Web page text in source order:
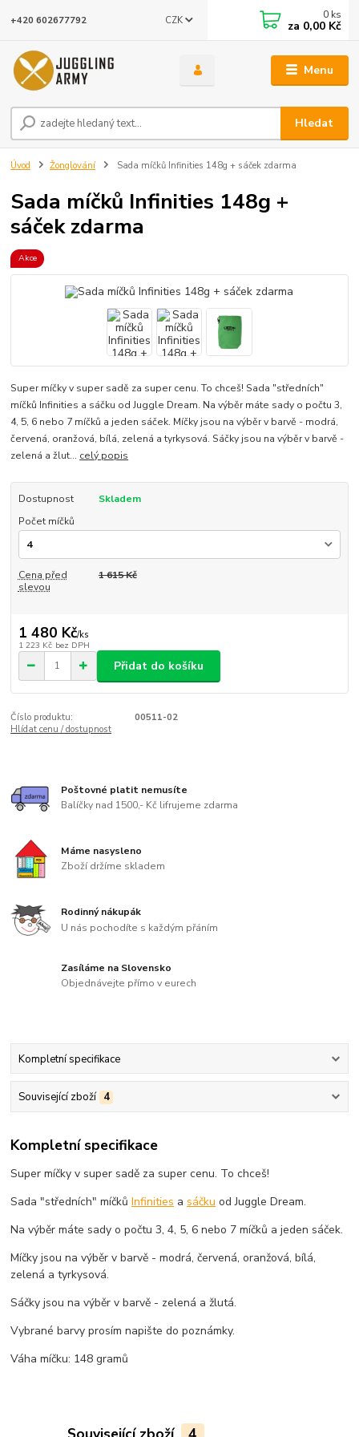
Menu
CZK
Hledat
+420 602677792 0 ks
za 0,00 Kč
Úvod Žonglování Sada míčků Infinities 148g + sáček zdarma
Sada míčků Infinities 148g +
sáček zdarma
Akce
Super míčky v super sadě za super cenu. To chceš! Sada "středních"
míčků Infinities a sáčku od Juggle Dream. Na výběr máte sady o počtu 3,
4, 5, 6 nebo 7 míčků a jeden sáček. Míčky jsou na výběr v barvě - modrá,
červená, oranžová, bílá, zelená a tyrkysová. Sáčky jsou na výběr v barvě -
zelená a žlut... celý popis
Dostupnost
Skladem
Počet míčků
Cena před
slevou
1 615 Kč
1 480 Kč/ks
1 223 Kč bez DPH
Přidat do košíku
Číslo produktu:
00511-02
Hlídat cenu / dostupnost
Poštovné platit nemusíte
Balíčky nad 1500,- Kč lifrujeme zdarma
Máme nasysleno
Zboží držíme skladem
Rodinný nákupák
U nás pochodíte s každým přáním
Zasíláme na Slovensko
Objednávejte přímo v eurech
Kompletní specifikace
Související zboží 4
Kompletní specifikace
Super míčky v super sadě za super cenu. To chceš!
Sada "středních" míčkůInfinities asáčku od Juggle Dream.
Na výběr máte sady o počtu 3, 4, 5, 6 nebo 7 míčků a jeden sáček.
Míčky jsou na výběr v barvě - modrá, červená, oranžová, bílá,
zelená a tyrkysová.
Sáčky jsou na výběr v barvě - zelená a žlutá.
Vybrané barvy prosím napište do poznámky.
Váha míčku: 148 gramů